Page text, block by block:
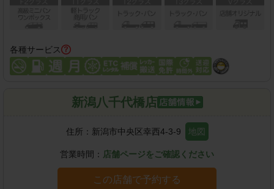
各種サービス
新潟八千代橋店
住所： 新潟市中央区幸西4-3-9 地図
営業時間： 店舗ページをご確認ください
この店舗で予約する